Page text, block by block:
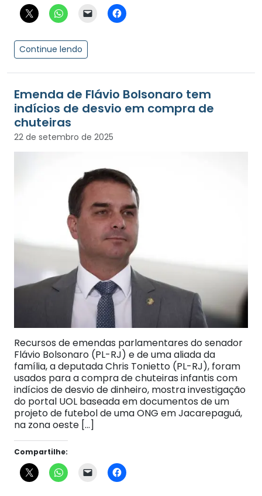
Continue lendo
Emenda de Flávio Bolsonaro tem
indícios de desvio em compra de
chuteiras
22 de setembro de 2025
Recursos de emendas parlamentares do senador
Flávio Bolsonaro (PL-RJ) e de uma aliada da
família, a deputada Chris Tonietto (PL-RJ), foram
usados para a compra de chuteiras infantis com
indícios de desvio de dinheiro, mostra investigação
do portal UOL baseada em documentos de um
projeto de futebol de uma ONG em Jacarepaguá,
na zona oeste […]
Compartilhe: